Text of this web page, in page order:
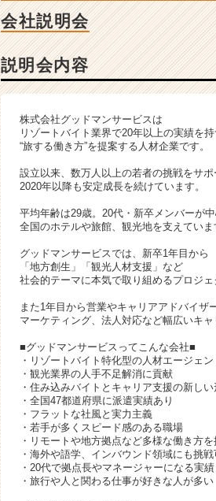
会社説明会
説明会内容
株式会社グッドマンサービスは
リゾートバイト業界で20年以上の実績を持
“旅する働き方”を提案する人材企業です。
設立以来、数万人以上の若者の挑戦をサポ
2020年以降も安定成長を続けています。
平均年齢は29歳。20代・新卒メンバーが
全国のホテルや旅館、観光地を支えていま
グッドマンサービスでは、新卒1年目から
「地方創生」「観光人材支援」など
社会的テーマに本気で取り組めるプロジェ
また1年目から営業やキャリアアドバイザ
マーケティング、法人対応など幅広いキ
■グッドマンサービスってこんな会社■
・リゾートバイト特化型の人材エージェン
・観光業界の人手不足解消に貢献
・住み込みバイトとキャリア支援の新しい
・全国47都道府県に派遣実績あり
・フラットな社風と実力主義
・若手が多くスピード感のある職場
・リモートや地方拠点など多様な働き方を
・海外や語学、インバウンド領域にも挑
・20代で拠点長やマネージャーになる実
・旅行や人と関わる仕事が好きな人が多い